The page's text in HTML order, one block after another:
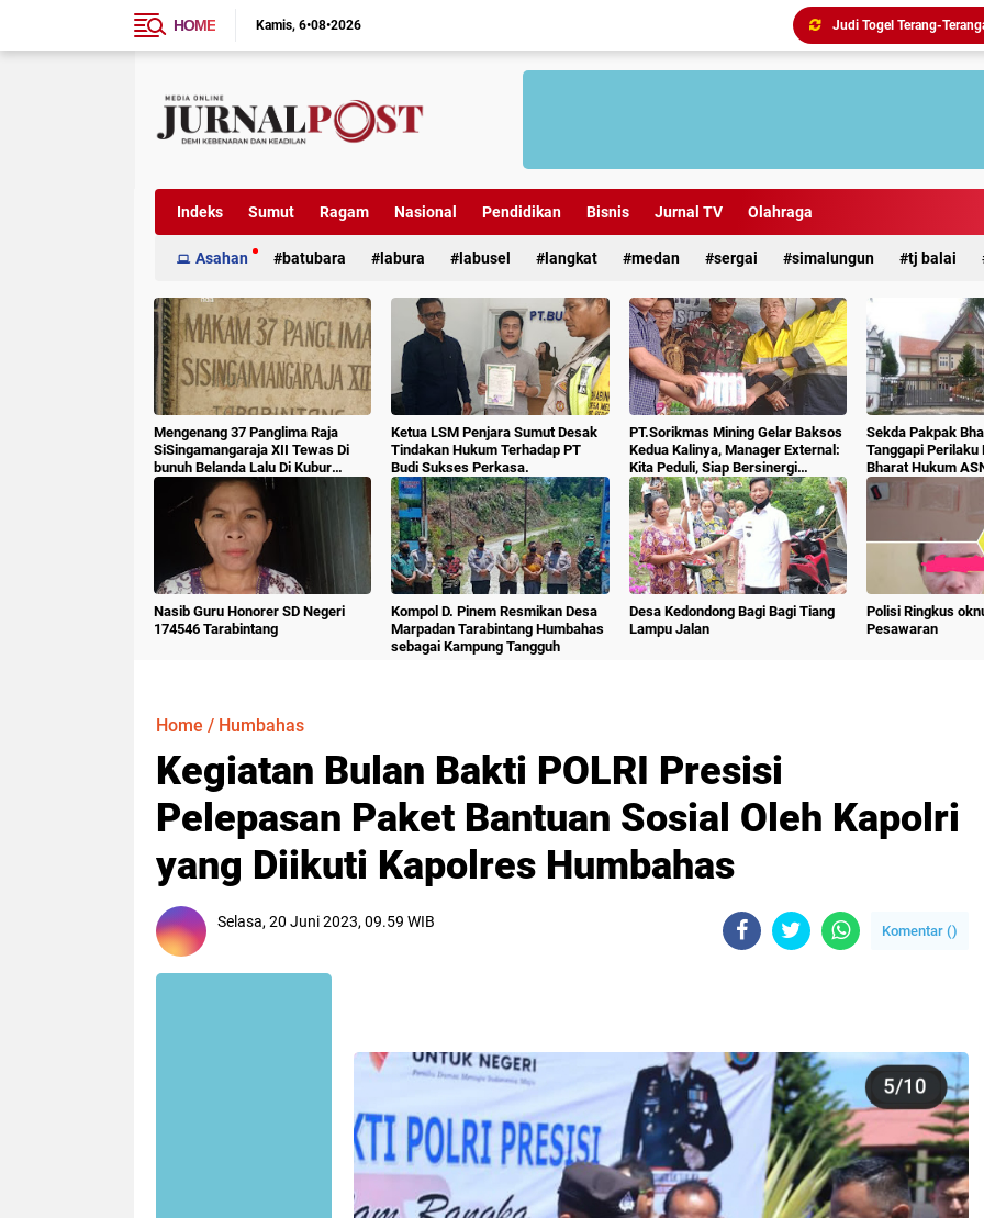
HOME Kamis 6•08•2026
Indeks Sumut Ragam Nasional Pendidikan Bisnis Jurnal TV Olahraga
Asahan batubara labura labusel langkat medan sergai simalungun tj balai
Mengenang 37 Panglima Raja
SiSingamangaraja XII Tewas Di
bunuh Belanda Lalu Di Kubur
Massal Oleh Masyarakat
Ketua LSM Penjara Sumut Desak
Tindakan Hukum Terhadap PT
Budi Sukses Perkasa.
PT.Sorikmas Mining Gelar Baksos
Kedua Kalinya, Manager External:
Kita Peduli, Siap Bersinergi
Dengan Pemda & Masyarakat.
Sekda Pakpak
Tanggapi Perilaku
Bharat Hukum
Nasib Guru Honorer SD Negeri
174546 Tarabintang
Kompol D. Pinem Resmikan Desa
Marpadan Tarabintang Humbahas
sebagai Kampung Tangguh
Desa Kedondong Bagi Bagi Tiang
Lampu Jalan
Polisi Ringkus
Pesawaran
Home / Humbahas
Kegiatan Bulan Bakti POLRI Presisi
Pelepasan Paket Bantuan Sosial Oleh Kapolri
yang Diikuti Kapolres Humbahas
Selasa, 20 Juni 2023, 09.59 WIB
Komentar ()